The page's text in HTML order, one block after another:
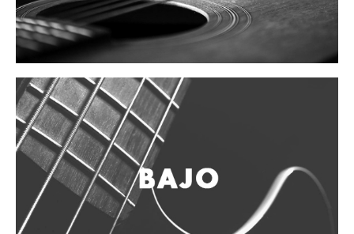
Accesorios
Marcha
Redoblantes
Tambores
Multi-tenores
Bombos
Platillos
Baquetas, mazos y bolillos
Pergaminos